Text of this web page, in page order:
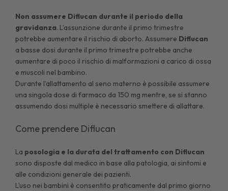
Non assumere Diflucan durante il periodo della
gravidanza. L’assunzione durante il primo trimestre
potrebbe aumentare il rischio di aborto. Assumere Diflucan
a basse dosi durante il primo trimestre potrebbe anche
aumentare di poco il rischio di malformazioni a carico di ossa
e muscoli nel bambino.
Durante l’allattamento al seno materno è possibile assumere
una singola dose di farmaco da 150 mg mentre, se si stanno
assumendo dosi multiple è necessario smettere di allattare.
Come prendere Diflucan
La posologia e la durata del trattamento con Diflucan
sono disposte dal medico in base alla patologia, ai sintomi e
alle condizioni generale dei pazienti.
L’uso nei bambini è consentito praticamente dal primo giorno